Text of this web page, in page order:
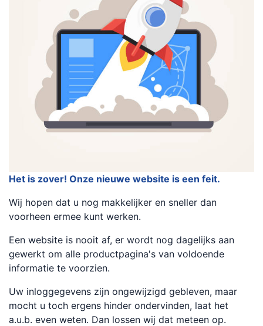
Het is zover! Onze nieuwe website is een feit.
Wij hopen dat u nog makkelijker en sneller dan
voorheen ermee kunt werken.
Een website is nooit af, er wordt nog dagelijks aan
gewerkt om alle productpagina's van voldoende
informatie te voorzien.
Uw inloggegevens zijn ongewijzigd gebleven, maar
mocht u toch ergens hinder ondervinden, laat het
a.u.b. even weten. Dan lossen wij dat meteen op.